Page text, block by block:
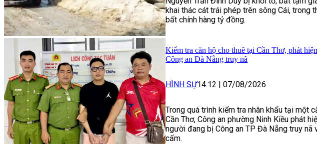
khai thác cát trái phép trên sông Cái, trong
bất chính hàng tỷ đồng.
Kiểm tra căn hộ cho thuê tại Cần Thơ, phát
Công an Đà Nẵng truy nã
HÌNH SỰ14:12 07/08/2026
Trong quá trình kiểm tra nhân khẩu tại một
Cần Thơ, Công an phường Ninh Kiều phát
người đang bị Công an TP Đà Nẵng truy nã
cấm.